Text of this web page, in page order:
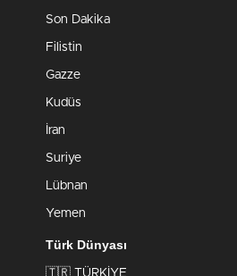
Son Dakika
Filistin
Gazze
Kudüs
İran
Suriye
Lübnan
Yemen
Türk Dünyası
🇹🇷 TÜRKİYE